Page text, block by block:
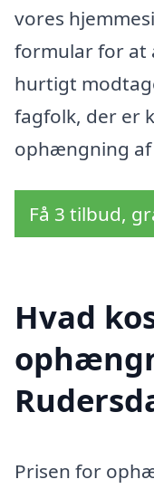
vores
formular for at
hurtigt
fagfolk, der er
ophængning af
Få 3 tilbud,
Hvad
Prisen for